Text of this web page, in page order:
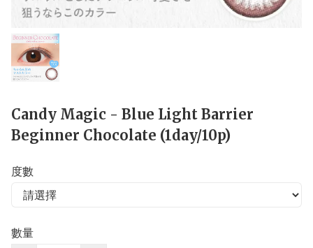
Candy Magic - Blue Light Barrier
Beginner Chocolate (1day/10p)
度數
數量